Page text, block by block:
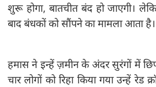
शुरू होगा, बातचीत बंद हो जाएगी।
बाद बंधकों को सौंपने का मामला आता है।
हमास ने इन्हें ज़मीन के अंदर सुरंगों में
चार लोगों को रिहा किया गया उन्हें रेड